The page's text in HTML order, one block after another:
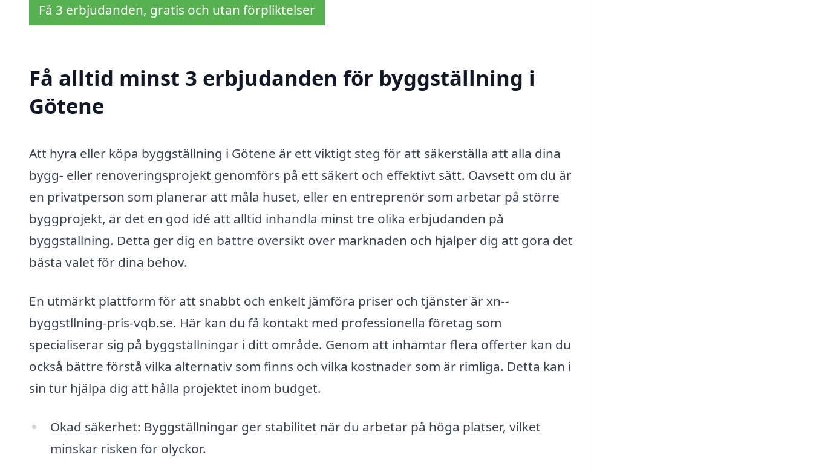
Få 3 erbjudanden, gratis och utan förpliktelser
Få alltid minst 3 erbjudanden för byggställning i
Götene
Att hyra eller köpa byggställning i Götene är ett viktigt steg för att säkerställa att alla dina
bygg- eller renoveringsprojekt genomförs på ett säkert och effektivt sätt. Oavsett om du är
en privatperson som planerar att måla huset, eller en entreprenör som arbetar på större
byggprojekt, är det en god idé att alltid inhandla minst tre olika erbjudanden på
byggställning. Detta ger dig en bättre översikt över marknaden och hjälper dig att göra det
bästa valet för dina behov.
En utmärkt plattform för att snabbt och enkelt jämföra priser och tjänster är xn--
byggstllning-pris-vqb.se. Här kan du få kontakt med professionella företag som
specialiserar sig på byggställningar i ditt område. Genom att inhämtar flera offerter kan du
också bättre förstå vilka alternativ som finns och vilka kostnader som är rimliga. Detta kan i
sin tur hjälpa dig att hålla projektet inom budget.
Ökad säkerhet: Byggställningar ger stabilitet när du arbetar på höga platser, vilket
minskar risken för olyckor.